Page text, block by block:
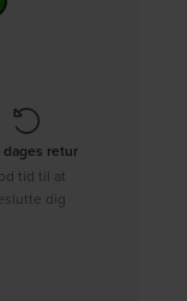
dages retur
tid til at
dig